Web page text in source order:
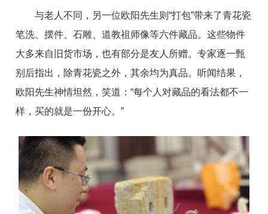
与老人不同，另一位欧阳先生则“打包”带来了青花瓷
笔洗、摆件、石雕、道教祖师像等六件藏品。这些物件
大多来自旧货市场，也有部分是友人所赠。专家逐一甄
别后指出，除青花瓷之外，其余均为真品。听闻结果，
欧阳先生神情坦然，笑道：“每个人对藏品的看法都不一
样，买的就是一份开心。”